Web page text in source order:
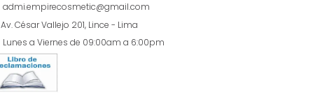
admi.empirecosmetic@gmail.com
Av. César Vallejo 201, Lince - Lima
Lunes a Viernes de 09:00am a 6:00pm